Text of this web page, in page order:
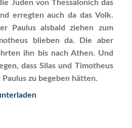
Juden von Thessalonich das
erregten auch da das Volk.
Paulus alsbald ziehen zum
blieben da. Die aber
ihn bis nach Athen. Und
dass Silas und Timotheus
zu begeben hätten.